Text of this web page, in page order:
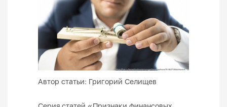
Автор статьи: Григорий Селищев